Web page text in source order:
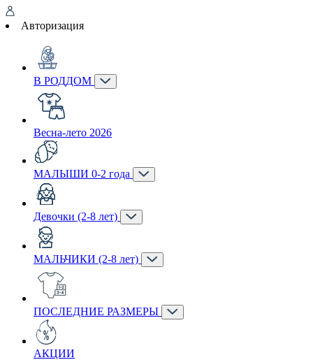
Авторизация
В РОДДОМ
Весна-лето 2026
МАЛЫШИ 0-2 года
Девочки (2-8 лет)
МАЛЬЧИКИ (2-8 лет)
ПОСЛЕДНИЕ РАЗМЕРЫ
АКЦИИ